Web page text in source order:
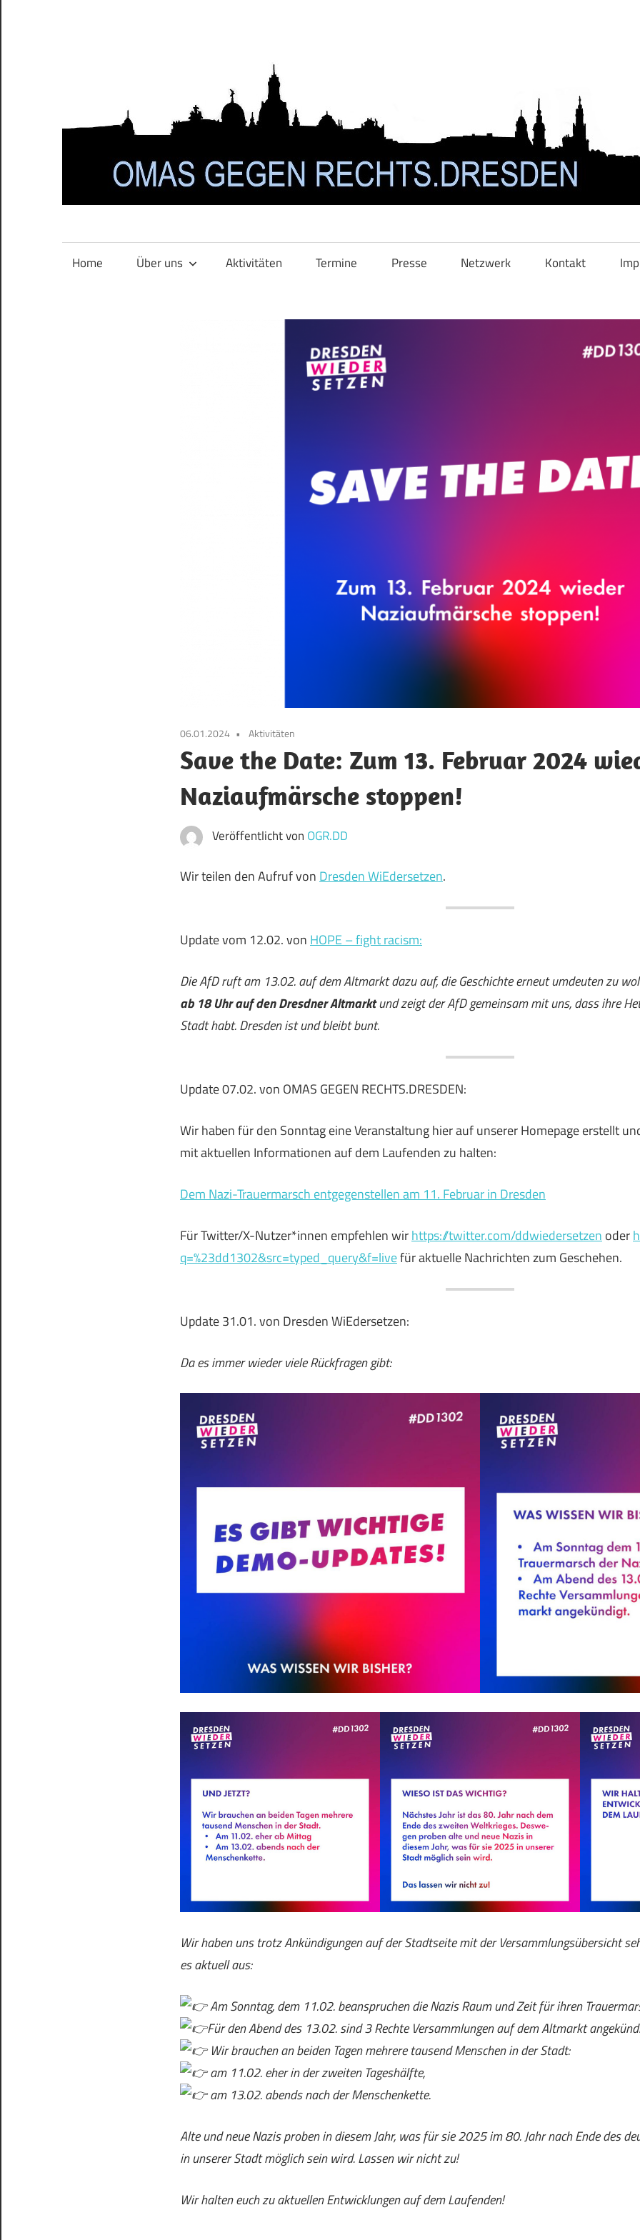
Home Über uns Aktivitäten Termine Presse Netzwerk Kontakt
06.01.2024 Aktivitäten
Save the Date: Zum 13. Februar 2024
Naziaufmärsche stoppen!
Veröffentlicht von OGR.DD
Wir teilen den Aufruf von Dresden WiEdersetzen.
Update vom 12.02. von HOPE – fight racism:
Die AfD ruft am 13.02. auf dem Altmarkt dazu auf, die Geschichte erneut umdeuten zu
ab 18 Uhr auf den Dresdner Altmarktund zeigt der AfD gemeinsam mit uns, dass ihre
Stadt habt. Dresden ist und bleibt bunt.
Update 07.02. von OMAS GEGEN RECHTS.DRESDEN:
Wir haben für den Sonntag eine Veranstaltung hier auf unserer Homepage erstellt
mit aktuellen Informationen auf dem Laufenden zu halten:
Dem Nazi-Trauermarsch entgegenstellen am 11. Februar in Dresden
Für Twitter/X-Nutzer*innen empfehlen wirhttps://twitter.com/ddwiedersetzen oder
q=%23dd1302&src=typed_query&f=livefür aktuelle Nachrichten zum Geschehen.
Update 31.01. von Dresden WiEdersetzen:
Da es immer wieder viele Rückfragen gibt:
Wir haben uns trotz Ankündigungen auf der Stadtseite mit der Versammlungsübersicht
es aktuell aus:
Am Sonntag, dem 11.02. beanspruchen die Nazis Raum und Zeit für ihren
Für den Abend des 13.02. sind 3 Rechte Versammlungen auf dem Altmarkt
Wir brauchen an beiden Tagen mehrere tausend Menschen in der Stadt:
am 11.02. eher in der zweiten Tageshälfte,
am 13.02. abends nach der Menschenkette.
Alte und neue Nazis proben in diesem Jahr, was für sie 2025 im 80. Jahr nach Ende des
in unserer Stadt möglich sein wird. Lassen wir nicht zu!
Wir halten euch zu aktuellen Entwicklungen auf dem Laufenden!